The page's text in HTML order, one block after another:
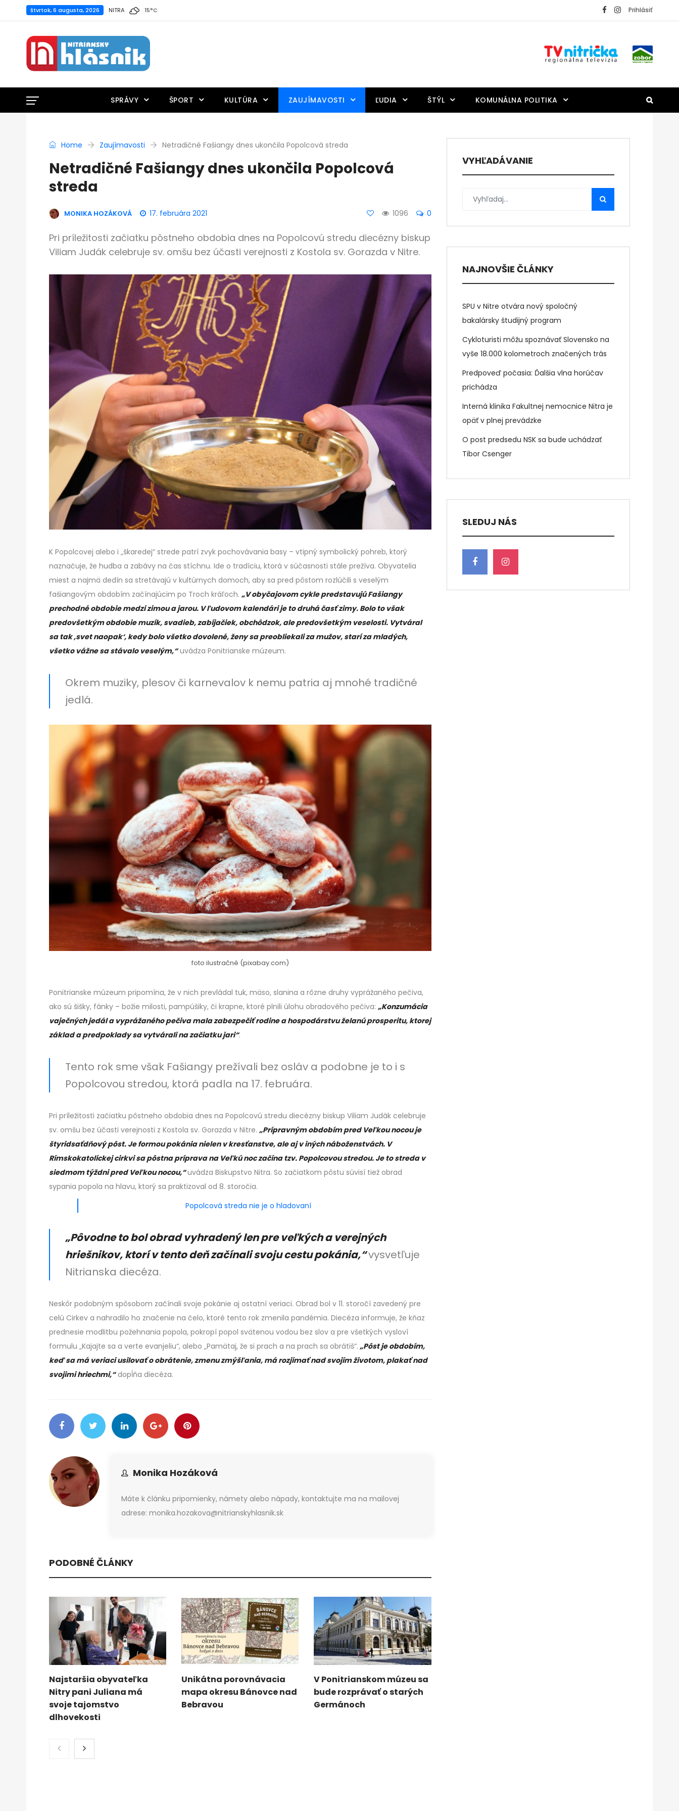
štvrtok, 6 augusta, 2026 NITRA 15°C Prihlásiť
SPRÁVY ŠPORT KULTÚRA ZAUJÍMAVOSTI ĽUDIA ŠTÝL KOMUNÁLNA POLITIKA
Home Zaujímavosti Netradičné Fašiangy dnes ukončila Popolcová streda
Netradičné Fašiangy dnes ukončila Popolcová
streda
MONIKA HOZÁKOVÁ 17. februára 2021 1096 0
Pri príležitosti začiatku pôstneho obdobia dnes na Popolcovú stredu diecézny biskup
Viliam Judák celebruje sv. omšu bez účasti verejnosti z Kostola sv. Gorazda v Nitre.
K Popolcovej alebo i „škaredej“ strede patrí zvyk pochovávania basy – vtipný symbolický pohreb, ktorý
naznačuje, že hudba a zabávy na čas stíchnu. Ide o tradíciu, ktorá v súčasnosti stále prežíva. Obyvatelia
miest a najmä dedín sa stretávajú v kultúrnych domoch, aby sa pred pôstom rozlúčili s veselým
fašiangovým obdobím začínajúcim po Troch kráľoch. „V obyčajovom cykle predstavujú Fašiangy
prechodné obdobie medzi zimou a jarou. V ľudovom kalendári je to druhá časť zimy. Bolo to však
predovšetkým obdobie muzík, svadieb, zabíjačiek, obchôdzok, ale predovšetkým veselosti. Vytváral
sa tak ,svet naopak‘, kedy bolo všetko dovolené, ženy sa preobliekali za mužov, starí za mladých,
všetko vážne sa stávalo veselým,“uvádza Ponitrianske múzeum.
Okrem muziky, plesov či karnevalov k nemu patria aj mnohé tradičné
jedlá.
foto ilustračné (pixabay.com)
Ponitrianske múzeum pripomína, že v nich prevládal tuk, mäso, slanina a rôzne druhy vyprážaného pečiva,
ako sú šišky, fánky – božie milosti, pampúšiky, či krapne, ktoré plnili úlohu obradového pečiva: „Konzumácia
vaječných jedál a vyprážaného pečiva mala zabezpečiť rodine a hospodárstvu želanú prosperitu, ktorej
základ a predpoklady sa vytvárali na začiatku jari“.
Tento rok sme však Fašiangy prežívali bez osláv a podobne je to i s
Popolcovou stredou, ktorá padla na 17. februára.
Pri príležitosti začiatku pôstneho obdobia dnes na Popolcovú stredu diecézny biskup Viliam Judák celebruje
sv. omšu bez účasti verejnosti z Kostola sv. Gorazda v Nitre. „Prípravným obdobím pred Veľkou nocou je
štyridsaťdňový pôst. Je formou pokánia nielen v kresťanstve, ale aj v iných náboženstvách. V
Rímskokatolíckej cirkvi sa pôstna príprava na Veľkú noc začína tzv. Popolcovou stredou. Je to streda v
siedmom týždni pred Veľkou nocou,“uvádza Biskupstvo Nitra. So začiatkom pôstu súvisí tiež obrad
sypania popola na hlavu, ktorý sa praktizoval od 8. storočia.
Popolcová streda nie je o hladovaní
„Pôvodne to bol obrad vyhradený len pre veľkých a verejných
hriešnikov, ktorí v tento deň začínali svoju cestu pokánia,“vysvetľuje
Nitrianska diecéza.
Neskôr podobným spôsobom začínali svoje pokánie aj ostatní veriaci. Obrad bol v 11. storočí zavedený pre
celú Cirkev a nahradilo ho značenie na čelo, ktoré tento rok zmenila pandémia. Diecéza informuje, že kňaz
prednesie modlitbu požehnania popola, pokropí popol svätenou vodou bez slov a pre všetkých vysloví
formulu „Kajajte sa a verte evanjeliu“, alebo „Pamätaj, že si prach a na prach sa obrátiš“. „Pôst je obdobím,
keď sa má veriaci usilovať o obrátenie, zmenu zmýšľania, má rozjímať nad svojím životom, plakať nad
svojimi hriechmi,“dopĺňa diecéza.
Monika Hozáková
Máte k článku pripomienky, námety alebo nápady, kontaktujte ma na mailovej
adrese: monika.hozakova@nitrianskyhlasnik.sk
PODOBNÉ ČLÁNKY
Najstaršia obyvateľka
Nitry pani Juliana má
svoje tajomstvo
dlhovekosti
Unikátna porovnávacia
mapa okresu Bánovce nad
Bebravou
V Ponitrianskom múzeu sa
bude rozprávať o starých
Germánoch
VYHĽADÁVANIE
NAJNOVŠIE ČLÁNKY
SPU v Nitre otvára nový spoločný
bakalársky študijný program
Cykloturisti môžu spoznávať Slovensko na
vyše 18.000 kolometroch značených trás
Predpoveď počasia: Ďalšia vlna horúčav
prichádza
Interná klinika Fakultnej nemocnice Nitra je
opäť v plnej prevádzke
O post predsedu NSK sa bude uchádzať
Tibor Csenger
SLEDUJ NÁS